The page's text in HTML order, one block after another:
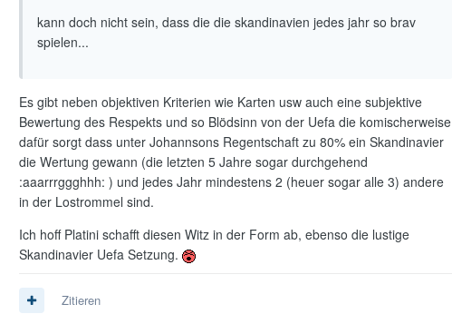
kann doch nicht sein, dass die die skandinavien jedes jahr so brav
spielen...
Es gibt neben objektiven Kriterien wie Karten usw auch eine subjektive
Bewertung des Respekts und so Blödsinn von der Uefa die komischerweise
dafür sorgt dass unter Johannsons Regentschaft zu 80% ein Skandinavier
die Wertung gewann (die letzten 5 Jahre sogar durchgehend
:aaarrrggghhh: ) und jedes Jahr mindestens 2 (heuer sogar alle 3) andere
in der Lostrommel sind.
Ich hoff Platini schafft diesen Witz in der Form ab, ebenso die lustige
Skandinavier Uefa Setzung.
Zitieren